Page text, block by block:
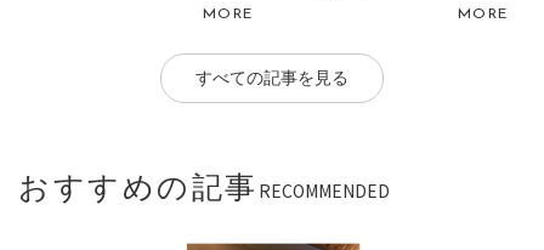
MORE MORE
すべての記事を見る
おすすめの記事 RECOMMENDED